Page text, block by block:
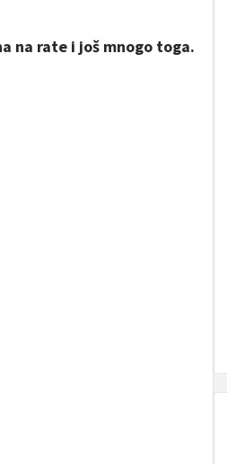
na rate i još mnogo toga.